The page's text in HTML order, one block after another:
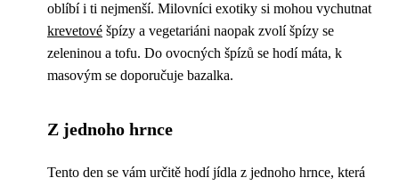
oblíbí i ti nejmenší. Milovníci exotiky si mohou vychutnat
krevetové špízy a vegetariáni naopak zvolí špízy se
zeleninou a tofu. Do ovocných špízů se hodí máta, k
masovým se doporučuje bazalka.
Z jednoho hrnce
Tento den se vám určitě hodí jídla z jednoho hrnce, která